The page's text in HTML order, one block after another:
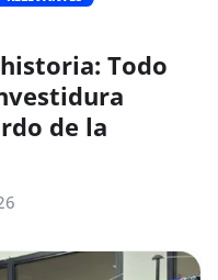
Todo
de la